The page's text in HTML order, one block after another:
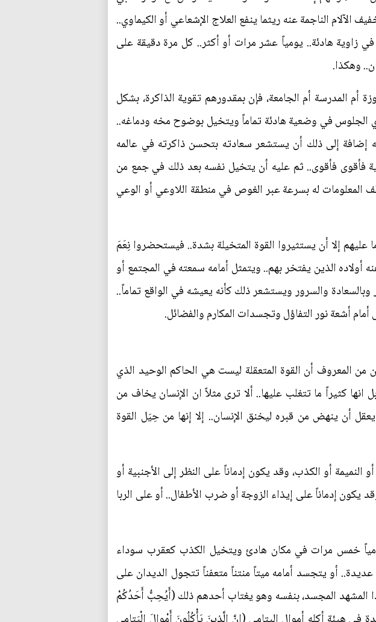
الناجمة عنه ريثما ينفع العلاج الإشعاعي أو الكيماوي..
زاوية هادئة.. يومياً عشر مرات أو أكثر.. كل مرة دقيقة على
وهكذا.
المدرسة أم الجامعة، فإن بمقدورهم تقوية الذاكرة، بشكل
أي الجلوس في وضعية هادئة تماماً ويتخيل بوضوح مخه ودماغه..
إضافة إلى ذلك أن يستشعر سعادته بتحسن ذاكرته في عالمه
فأقوى فأقوى.. ثم عليه أن يتخيل نفسه بعد ذلك في جمع من
المعلومات له بسرعة عبر الغوص في منطقة اللاوعي أو الوعي
إلا أن يستثيروا القوة المتخيلة بشدة.. فيستحضروا نِعَمَ
الذين يفتخر بهم.. ويتمثل أمامه سمعته في المجتمع أو
وبالسعادة والسرور ويستشعر ذلك كأنه يعيشه في الواقع تماماً..
أشعة نور التفاؤل وتجسدات المكارم والفضائل.
من المعروف أن القوة المتعقلة ليست هي الحاكم الوحيد الذي
انها كثيراً ما تتغلب عليها.. ألا ترى مثلاً ان الإنسان يخاف من
أن ينهض من قبره ليخنق الإنسان.. إلا إنها من حِيَل القوة
أو الكذب، وقد يكون إدماناً على النظر إلى الأجنبية أو
يكون إدماناً على إيذاء الزوجة أو ضرب الأطفال.. أو على الربا
خمس مرات في مكان هادئ ويتخيل الكذب كعقرب سوداء
أو يتجسد أمامه ميتاً منتناً متعفناً تتجول الديدان على
المشهد المجسد، بنفسه وهو يغتاب أحدهم ذلك (أَيُحِبُّ أَحَدُكُمْ